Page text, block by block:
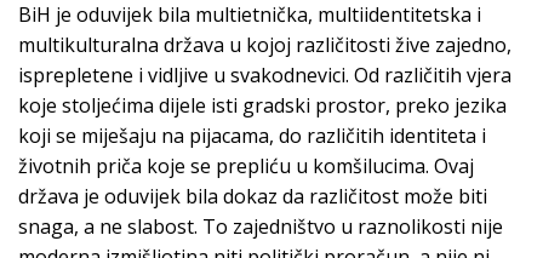
BiH je oduvijek bila multietnička, multiidentitetska i
multikulturalna država u kojoj različitosti žive zajedno,
isprepletene i vidljive u svakodnevici. Od različitih vjera
koje stoljećima dijele isti gradski prostor, preko jezika
koji se miješaju na pijacama, do različitih identiteta i
životnih priča koje se prepliću u komšilucima. Ovaj
država je oduvijek bila dokaz da različitost može biti
snaga, a ne slabost. To zajedništvo u raznolikosti nije